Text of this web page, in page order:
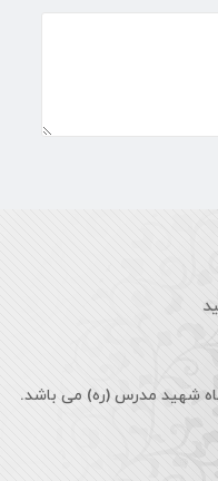
شهید مدرس (ره) می باشد.